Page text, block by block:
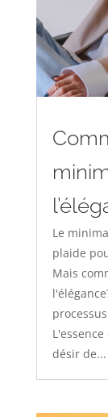
Le
plaide
Mais
désir de...